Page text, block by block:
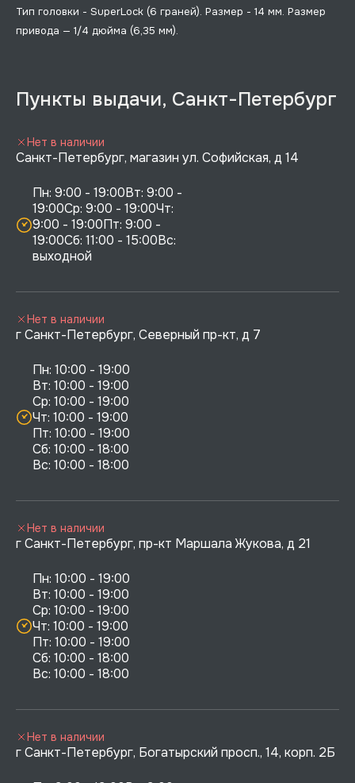
Тип головки - SuperLock (6 граней). Размер - 14 мм. Размер
привода — 1/4 дюйма (6,35 мм).
Пункты выдачи, Санкт-Петербург
Санкт-Петербург, магазин ул. Софийская, д 14
Пн: 9:00 - 19:00Вт: 9:00 -
19:00Ср: 9:00 - 19:00Чт:
9:00 - 19:00Пт: 9:00 -
19:00Сб: 11:00 - 15:00Вс:
выходной
Нет в наличии
г Санкт-Петербург, Северный пр-кт, д 7
Пн: 10:00 - 19:00
Вт: 10:00 - 19:00
Ср: 10:00 - 19:00
Чт: 10:00 - 19:00
Пт: 10:00 - 19:00
Сб: 10:00 - 18:00
Нет в наличии
г Санкт-Петербург, пр-кт Маршала Жукова, д 21
Пн: 10:00 - 19:00
Вт: 10:00 - 19:00
Ср: 10:00 - 19:00
Чт: 10:00 - 19:00
Пт: 10:00 - 19:00
Сб: 10:00 - 18:00
Нет в наличии
г Санкт-Петербург, Богатырский просп., 14, корп. 2Б
Нет в наличии